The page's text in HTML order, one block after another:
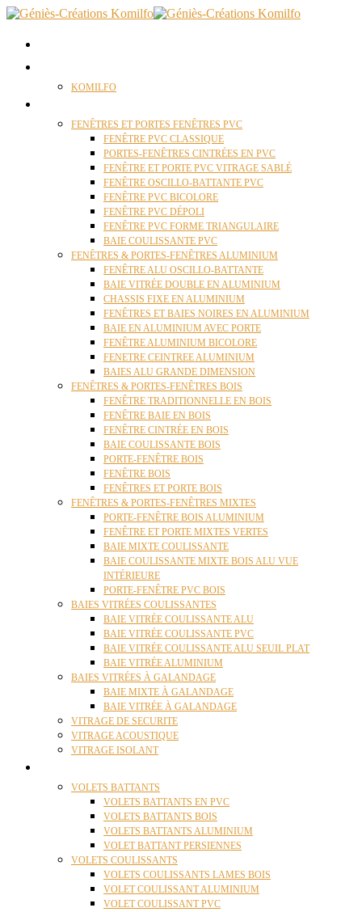
KOMILFO
FENÊTRES ET PORTES FENÊTRES PVC
FENÊTRE PVC CLASSIQUE
PORTES-FENÊTRES CINTRÉES EN PVC
FENÊTRE ET PORTE PVC VITRAGE SABLÉ
FENÊTRE OSCILLO-BATTANTE PVC
FENÊTRE PVC BICOLORE
FENÊTRE PVC DÉPOLI
FENÊTRE PVC FORME TRIANGULAIRE
BAIE COULISSANTE PVC
FENÊTRES & PORTES-FENÊTRES ALUMINIUM
FENÊTRE ALU OSCILLO-BATTANTE
BAIE VITRÉE DOUBLE EN ALUMINIUM
CHASSIS FIXE EN ALUMINIUM
FENÊTRES ET BAIES NOIRES EN ALUMINIUM
BAIE EN ALUMINIUM AVEC PORTE
FENÊTRE ALUMINIUM BICOLORE
FENETRE CEINTREE ALUMINIUM
BAIES ALU GRANDE DIMENSION
FENÊTRES & PORTES-FENÊTRES BOIS
FENÊTRE TRADITIONNELLE EN BOIS
FENÊTRE BAIE EN BOIS
FENÊTRE CINTRÉE EN BOIS
BAIE COULISSANTE BOIS
PORTE-FENÊTRE BOIS
FENÊTRE BOIS
FENÊTRES ET PORTE BOIS
FENÊTRES & PORTES-FENÊTRES MIXTES
PORTE-FENÊTRE BOIS ALUMINIUM
FENÊTRE ET PORTE MIXTES VERTES
BAIE MIXTE COULISSANTE
BAIE COULISSANTE MIXTE BOIS ALU VUE
INTÉRIEURE
PORTE-FENÊTRE PVC BOIS
BAIES VITRÉES COULISSANTES
BAIE VITRÉE COULISSANTE ALU
BAIE VITRÉE COULISSANTE PVC
BAIE VITRÉE COULISSANTE ALU SEUIL PLAT
BAIE VITRÉE ALUMINIUM
BAIES VITRÉES À GALANDAGE
BAIE MIXTE À GALANDAGE
BAIE VITRÉE À GALANDAGE
VITRAGE DE SECURITE
VITRAGE ACOUSTIQUE
VITRAGE ISOLANT
VOLETS BATTANTS
VOLETS BATTANTS EN PVC
VOLETS BATTANTS BOIS
VOLETS BATTANTS ALUMINIUM
VOLET BATTANT PERSIENNES
VOLETS COULISSANTS
VOLETS COULISSANTS LAMES BOIS
VOLET COULISSANT ALUMINIUM
VOLET COULISSANT PVC